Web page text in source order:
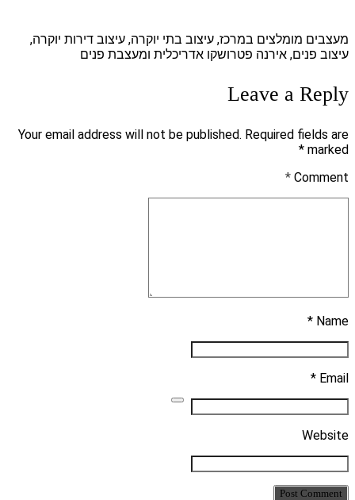
מעצבים מומלצים במרכז, עיצוב בתי יוקרה, עיצוב דירות יוקרה,
עיצוב פנים, אירנה פטרושקו אדריכלית ומעצבת פנים
Leave a Reply
Your email address will not be published. Required fields are
marked *
Comment
*
Name *
Email *
Website
Post Comment